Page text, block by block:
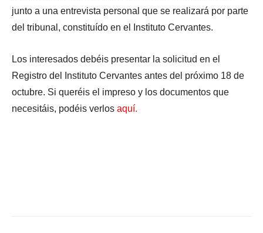
junto a una entrevista personal que se realizará por parte
del tribunal, constituído en el Instituto Cervantes.
Los interesados debéis presentar la solicitud en el
Registro del Instituto Cervantes antes del próximo 18 de
octubre. Si queréis el impreso y los documentos que
necesitáis, podéis verlos aquí.